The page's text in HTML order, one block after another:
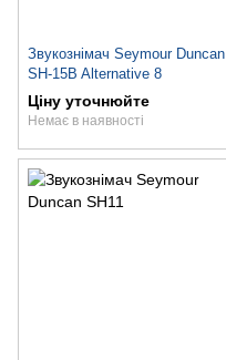
Звукознімач Seymour Duncan
SH-15B Alternative 8
Ціну уточнюйте
Немає в наявності